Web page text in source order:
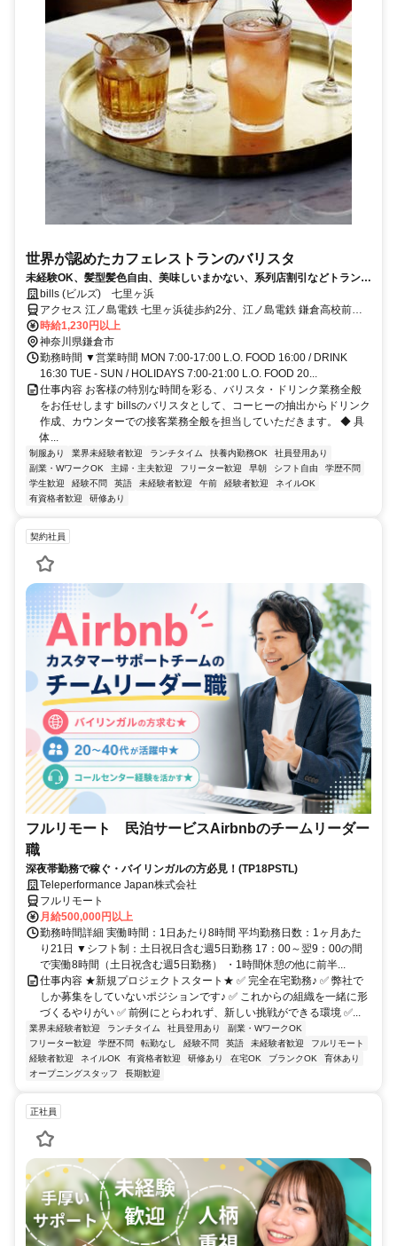
世界が認めたカフェレストランのバリスタ
未経験OK、髪型髪色自由、美味しいまかない、系列店割引などトランジ
ットならではの厚待遇♪丁寧な研修で安心してスタート！著名人にも愛さ
れ、各国メディアで「世界一の朝食」と称されたbillsでこだわりのコー
ヒーと洗練されたサービスを提供しませんか？
bills (ビルズ) 七里ヶ浜
アクセス 江ノ島電鉄 七里ヶ浜徒歩約2分、江ノ島電鉄 鎌倉高校前東
口徒歩約11分、江ノ島電鉄 稲村ヶ崎徒歩約15分 江ノ島電鉄 七里ヶ浜
駅 徒歩1分
時給1,230円以上
神奈川県鎌倉市
勤務時間 ▼営業時間 MON 7:00-17:00 L.O. FOOD 16:00 / DRINK
16:30 TUE - SUN / HOLIDAYS 7:00-21:00 L.O. FOOD 20...
仕事内容 お客様の特別な時間を彩る、バリスタ・ドリンク業務全般
をお任せします billsのバリスタとして、コーヒーの抽出からドリンク
作成、カウンターでの接客業務全般を担当していただきます。 ◆ 具
体...
制服あり 業界未経験者歓迎 ランチタイム 扶養内勤務OK
社員登用あり
副業・WワークOK
主婦・主夫歓迎 フリーター歓迎 早朝 シフト自由
学歴不問
学生歓迎
経験不問 英語 未経験者歓迎 午前 経験者歓迎
ネイルOK
有資格者歓迎
研修あり
契約社員
フルリモート 民泊サービスAirbnbのチームリーダー
職
深夜帯勤務で稼ぐ・バイリンガルの方必見！(TP18PSTL)
Teleperformance Japan株式会社
フルリモート
月給500,000円以上
勤務時間詳細 実働時間：1日あたり8時間 平均勤務日数：1ヶ月あた
り21日 ▼シフト制：土日祝日含む週5日勤務 17：00～翌9：00の間
で実働8時間（土日祝含む週5日勤務） ・1時間休憩の他に前半...
仕事内容 ★新規プロジェクトスタート★ ✅ 完全在宅勤務♪ ✅ 弊社で
しか募集をしていないポジションです♪ ✅ これからの組織を一緒に形
づくるやりがい ✅ 前例にとらわれず、新しい挑戦ができる環境 ✅...
業界未経験者歓迎 ランチタイム 社員登用あり
副業・WワークOK
フリーター歓迎
学歴不問 転勤なし 経験不問 英語 未経験者歓迎
フルリモート
経験者歓迎
ネイルOK 有資格者歓迎 研修あり 在宅OK ブランクOK
育休あり
オープニングスタッフ
長期歓迎
正社員